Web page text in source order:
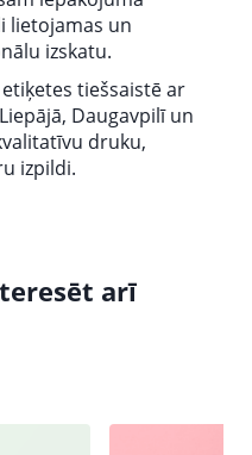
lietojamas un
izskatu.
tiešsaistē ar
Daugavpilī un
druku,
izpildi.
arī